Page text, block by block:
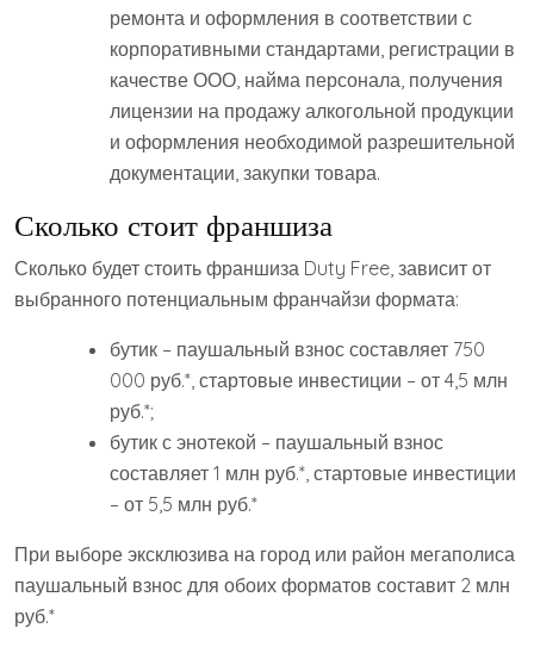
ремонта и оформления в соответствии с
корпоративными стандартами, регистрации в
качестве ООО, найма персонала, получения
лицензии на продажу алкогольной продукции
и оформления необходимой разрешительной
документации, закупки товара.
Сколько стоит франшиза
Сколько будет стоить франшиза Duty Free, зависит от
выбранного потенциальным франчайзи формата:
бутик – паушальный взнос составляет 750
000 руб.*, стартовые инвестиции – от 4,5 млн
руб.*;
бутик с энотекой – паушальный взнос
составляет 1 млн руб.*, стартовые инвестиции
– от 5,5 млн руб.*
При выборе эксклюзива на город или район мегаполиса
паушальный взнос для обоих форматов составит 2 млн
руб.*